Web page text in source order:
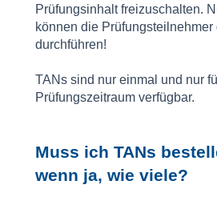
Muss ich TANs
wenn ja, wie viele?
Prüfungsinhalt freizuschalten.
können die Prüfungsteilnehmer
durchführen!
TANs sind nur einmal und nur
Prüfungszeitraum verfügbar.